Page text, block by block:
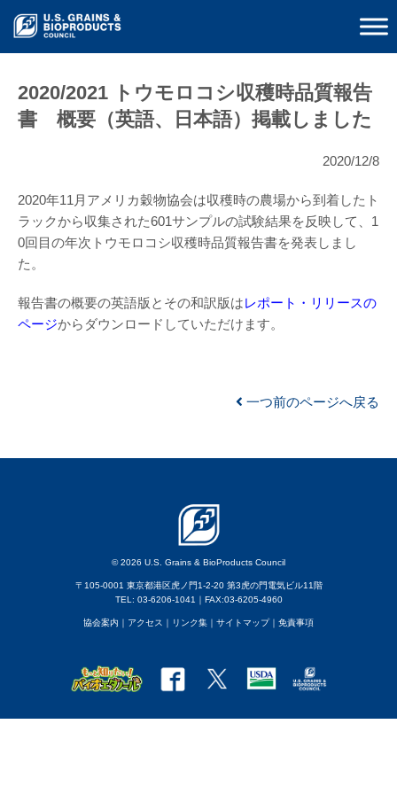
2020/2021 トウモロコシ収穫時品質報告
書 概要（英語、日本語）掲載しました
2020/12/8
2020年11月アメリカ穀物協会は収穫時の農場から到着したト
ラックから収集された601サンプルの試験結果を反映して、1
0回目の年次トウモロコシ収穫時品質報告書を発表しまし
た。
報告書の概要の英語版とその和訳版はレポート・リリースの
ページからダウンロードしていただけます。
一つ前のページへ戻る
© 2026 U.S. Grains & BioProducts Council
〒105-0001 東京都港区虎ノ門1-2-20 第3虎の門電気ビル11階
TEL: 03-6206-1041｜FAX:03-6205-4960
協会案内 ｜アクセス ｜ リンク集 ｜ サイトマップ｜ 免責事項